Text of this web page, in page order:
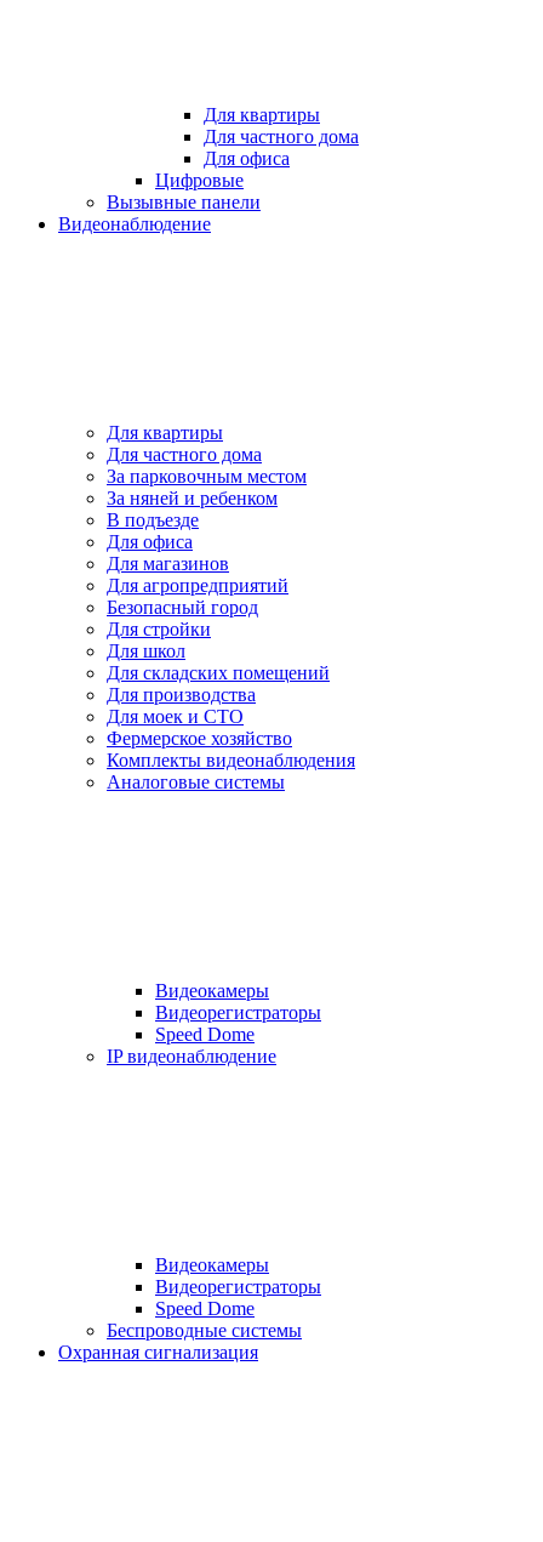
Для квартиры
Для частного дома
Для офиса
Цифровые
Вызывные панели
Видеонаблюдение
Для квартиры
Для частного дома
За парковочным местом
За няней и ребенком
В подъезде
Для офиса
Для магазинов
Для агропредприятий
Безопасный город
Для стройки
Для школ
Для складских помещений
Для производства
Для моек и СТО
Фермерское хозяйство
Комплекты видеонаблюдения
Аналоговые системы
Видеокамеры
Видеорегистраторы
Speed Dome
IP видеонаблюдение
Видеокамеры
Видеорегистраторы
Speed Dome
Беспроводные системы
Охранная сигнализация